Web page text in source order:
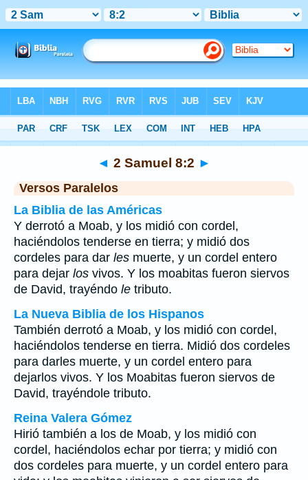
>2 Samuel Capítulo 8 > Verso 2
◄ 2 Samuel 8:2 ►
Versos Paralelos
La Biblia de las Américas
Y derrotó a Moab, y los midió con cordel,
haciéndolos tenderse en tierra; y midió dos
cordeles para dar les muerte, y un cordel entero
para dejar los vivos. Y los moabitas fueron siervos
de David, trayéndo le tributo.
La Nueva Biblia de los Hispanos
También derrotó a Moab, y los midió con cordel,
haciéndolos tenderse en tierra. Midió dos cordeles
para darles muerte, y un cordel entero para
dejarlos vivos. Y los Moabitas fueron siervos de
David, trayéndole tributo.
Reina Valera Gómez
Hirió también a los de Moab, y los midió con
cordel, haciéndolos echar por tierra; y midió con
dos cordeles para muerte, y un cordel entero para